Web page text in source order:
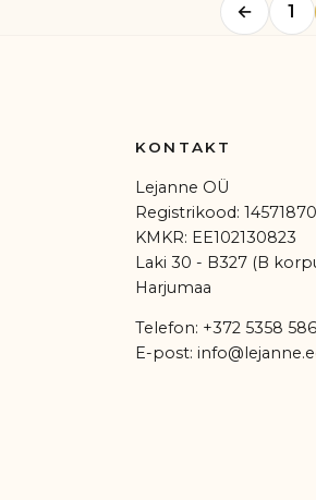
← 1
KONTAKT
Lejanne OÜ
Registrikood: 14571870
KMKR: EE102130823
Laki 30 - B327 (B
Harjumaa
Telefon: +372 5358
E-post: